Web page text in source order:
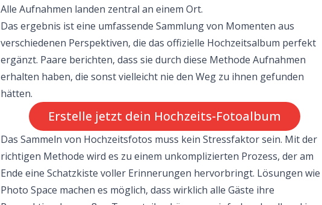
Alle Aufnahmen landen zentral an einem Ort.
Das ergebnis ist eine umfassende Sammlung von Momenten aus
verschiedenen Perspektiven, die das offizielle Hochzeitsalbum perfekt
ergänzt. Paare berichten, dass sie durch diese Methode Aufnahmen
erhalten haben, die sonst vielleicht nie den Weg zu ihnen gefunden
hätten.
Erstelle jetzt dein Hochzeits-Fotoalbum
Das Sammeln von Hochzeitsfotos muss kein Stressfaktor sein. Mit der
richtigen Methode wird es zu einem unkomplizierten Prozess, der am
Ende eine Schatzkiste voller Erinnerungen hervorbringt. Lösungen wie
Photo Space machen es möglich, dass wirklich alle Gäste ihre